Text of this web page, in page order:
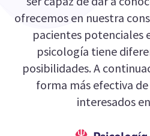
ofrecemos en nuestra
pacientes potenciales
psicología tiene
posibilidades. A
forma más efectiva
interesados